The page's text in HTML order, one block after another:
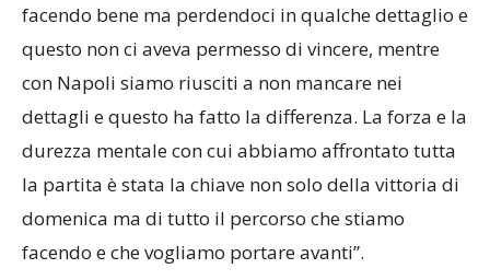
facendo bene ma perdendoci in qualche dettaglio e
questo non ci aveva permesso di vincere, mentre
con Napoli siamo riusciti a non mancare nei
dettagli e questo ha fatto la differenza. La forza e la
durezza mentale con cui abbiamo affrontato tutta
la partita è stata la chiave non solo della vittoria di
domenica ma di tutto il percorso che stiamo
facendo e che vogliamo portare avanti”.